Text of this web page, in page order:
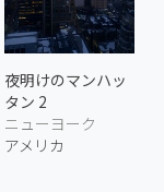
夜明けのマンハッ
タン 2
ニューヨーク
アメリカ